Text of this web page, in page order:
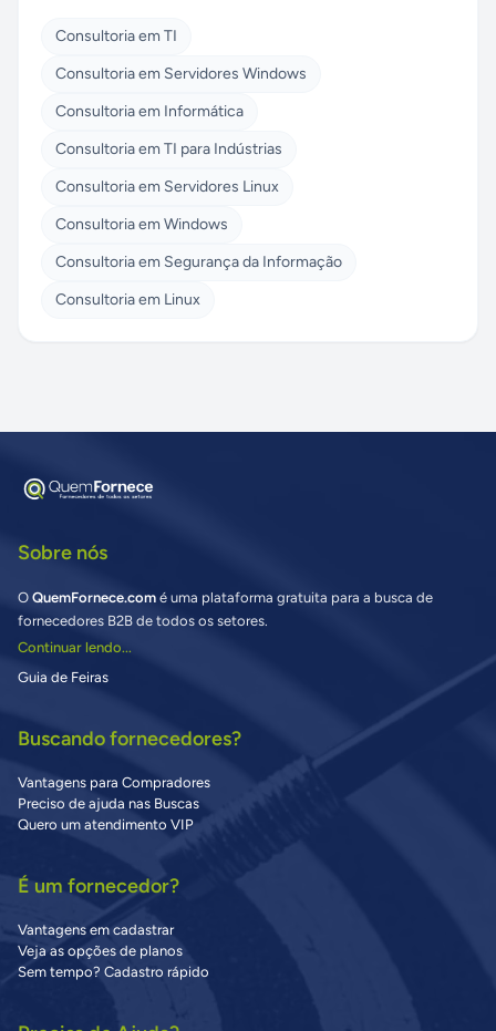
Consultoria em TI
Consultoria em Servidores Windows
Consultoria em Informática
Consultoria em TI para Indústrias
Consultoria em Servidores Linux
Consultoria em Windows
Consultoria em Segurança da Informação
Consultoria em Linux
Sobre nós
O QuemFornece.com é uma plataforma gratuita para a busca de
fornecedores B2B de todos os setores.
Continuar lendo...
Guia de Feiras
Buscando fornecedores?
Vantagens para Compradores
Preciso de ajuda nas Buscas
Quero um atendimento VIP
É um fornecedor?
Vantagens em cadastrar
Veja as opções de planos
Sem tempo? Cadastro rápido